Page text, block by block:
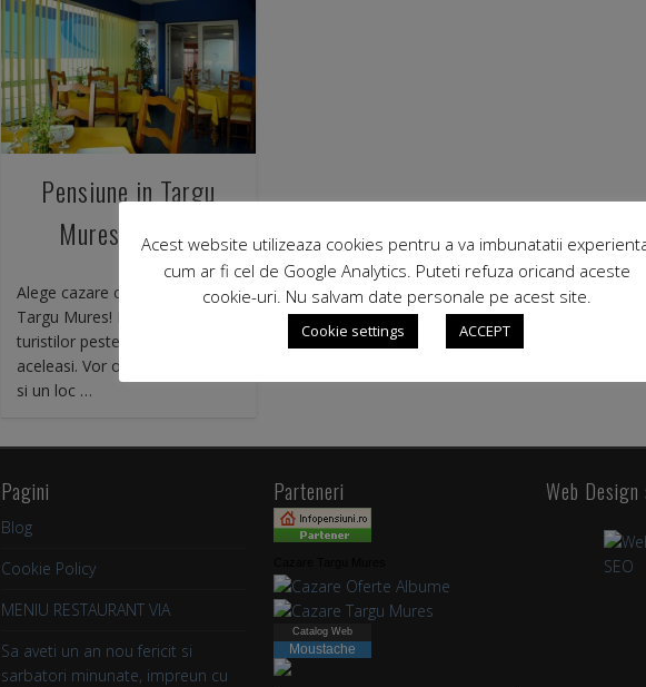
Pensiune in Targu
Mures la „Via”
Alege cazare cu pensiune in
Targu Mures! Necesitatile
turistilor peste tot in lume sunt
aceleasi. Vor o camera curata
si un loc …
Pagini
Blog
Cookie Policy
MENIU RESTAURANT VIA
Sa aveti un an nou fericit si
sarbatori minunate, impreun cu
Parteneri
Catalog Web
Moustache
webdesign
Web Design
Acest website utilizeaza cookies pentru a va imbunatatii
cum ar fi cel de Google Analytics. Puteti refuza oricand aceste
cookie-uri. Nu salvam date personale pe acest site.
Cookie settings ACCEPT